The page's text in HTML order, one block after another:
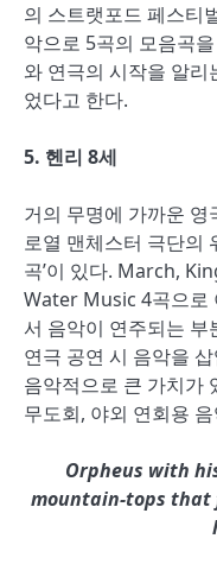
의 스트랫포드 페스티
악으로 5곡의 모음곡
와 연극의 시작을 알
었다고 한다.
5. 헨리 8세
거의 무명에 가까운 영
로열 맨체스터 극단의
곡’이 있다. March,
Water Music 4곡으로
서 음악이 연주되는 부
연극 공연 시 음악을
음악적으로 큰 가치가
무도회, 야외 연회용
Orpheus with
mountain-tops that